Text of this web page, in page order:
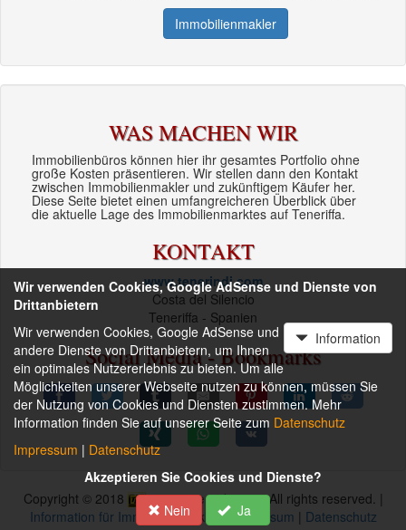
Immobilienmakler
WAS MACHEN WIR
Immobilienbüros können hier ihr gesamtes Portfolio ohne
große Kosten präsentieren. Wir stellen dann den Kontakt
zwischen Immobilienmakler und zukünftigem Käufer her.
Diese Seite bietet einen umfangreicheren Überblick über
die aktuelle Lage des Immobilienmarktes auf Teneriffa.
KONTAKT
www.tenerindi.com
Costa del Silencio
Teneriffa - Spanien
Social Media - Bookmarks
Copyright © 2018 www.tenerindi.com- All rights reserved. |
Information für Immobilienmakler| Impressum | Datenschutz
Wir verwenden Cookies, Google AdSense und Dienste von
Drittanbietern
Information
Wir verwenden Cookies, Google AdSense und
andere Dienste von Drittanbietern, um Ihnen
ein optimales Nutzererlebnis zu bieten. Um alle
Möglichkeiten unserer Webseite nutzen zu können, müssen Sie
der Nutzung von Cookies und Diensten zustimmen. Mehr
Information finden Sie auf unserer Seite zum Datenschutz
Impressum | Datenschutz
Akzeptieren Sie Cookies und Dienste?
Nein
Ja